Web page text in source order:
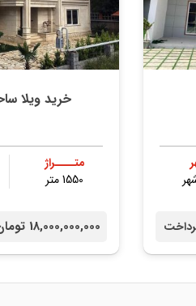
خرید ویلا
متــــراژ
1550 متر
18,000,000,000 تومان /